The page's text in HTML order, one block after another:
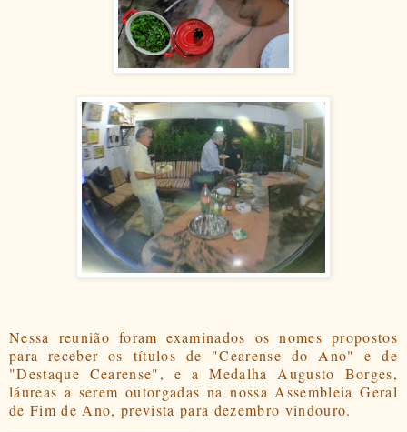
Nessa reunião foram examinados os nomes propostos
para receber os títulos de "Cearense do Ano" e de
"Destaque Cearense", e a Medalha Augusto Borges,
láureas a serem outorgadas na nossa Assembleia Geral
de Fim de Ano, prevista para dezembro vindouro.